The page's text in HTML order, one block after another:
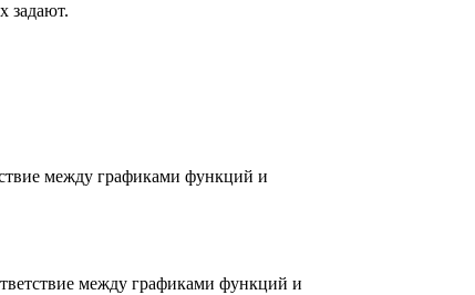
задают.
между графиками функций и
между графиками функций и